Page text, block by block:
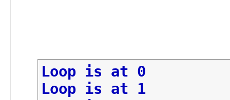
Loop is at 0
Loop is at 1